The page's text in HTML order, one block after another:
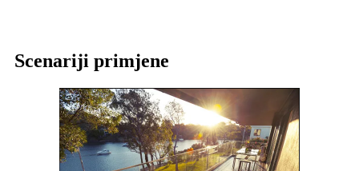
Scenariji primjene